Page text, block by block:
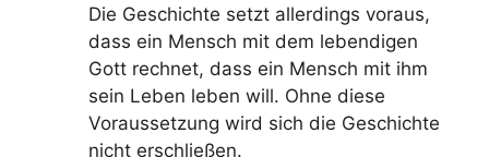
Die Geschichte setzt allerdings voraus,
dass ein Mensch mit dem lebendigen
Gott rechnet, dass ein Mensch mit ihm
sein Leben leben will. Ohne diese
Voraussetzung wird sich die Geschichte
nicht erschließen.